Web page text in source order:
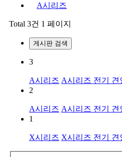
A시리즈
Total 3건 1 페이지
게시판 검색
3
A시리즈 A시리즈 전기 견
2
A시리즈 A시리즈 전기 견
1
X시리즈 X시리즈 전기 견